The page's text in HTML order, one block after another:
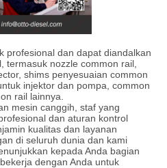
profesional dan dapat diandalkan
termasuk nozzle common rail,
shims penyesuaian common
injektor dan pompa, common
rail lainnya.
mesin canggih, staf yang
dan aturan kontrol
kualitas dan layanan
di seluruh dunia dan kami
kepada Anda bagian
dengan Anda untuk